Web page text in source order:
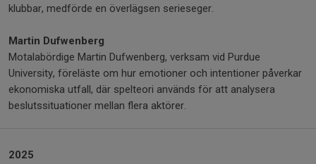
klubbar, medförde en överlägsen serieseger.
Martin Dufwenberg
Motalabördige Martin Dufwenberg, verksam vid Purdue
University, föreläste om hur emotioner och intentioner påverkar
ekonomiska utfall, där spelteori används för att analysera
beslutssituationer mellan flera aktörer.
2025